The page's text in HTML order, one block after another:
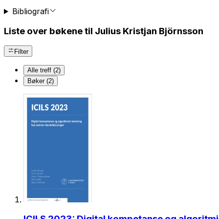
Bibliografi
Liste over bøkene til Julius Kristjan Björnsson
Filter
Alle treff (2)
Bøker (2)